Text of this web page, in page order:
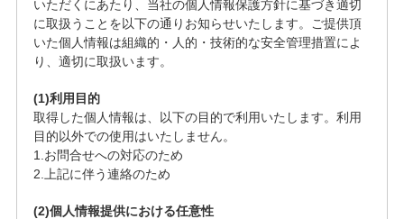
いただくにあたり、当社の個人情報保護方針に基づき適切
に取扱うことを以下の通りお知らせいたします。ご提供頂
いた個人情報は組織的・人的・技術的な安全管理措置によ
り、適切に取扱います。
(1)利用目的
取得した個人情報は、以下の目的で利用いたします。利用
目的以外での使用はいたしません。
1.お問合せへの対応のため
2.上記に伴う連絡のため
(2)個人情報提供における任意性